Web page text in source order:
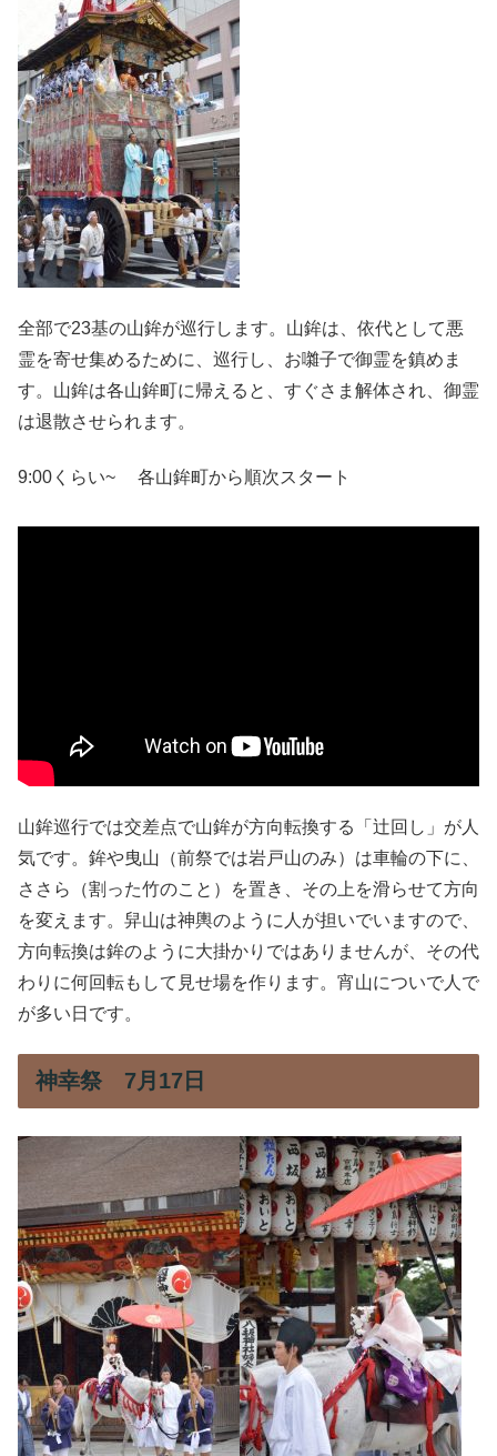
全部で23基の山鉾が巡行します。山鉾は、依代として悪
霊を寄せ集めるために、巡行し、お囃子で御霊を鎮めま
す。山鉾は各山鉾町に帰えると、すぐさま解体され、御霊
は退散させられます。
9:00くらい~ 各山鉾町から順次スタート
山鉾巡行では交差点で山鉾が方向転換する「辻回し」が人
気です。鉾や曳山（前祭では岩戸山のみ）は車輪の下に、
ささら（割った竹のこと）を置き、その上を滑らせて方向
を変えます。舁山は神輿のように人が担いでいますので、
方向転換は鉾のように大掛かりではありませんが、その代
わりに何回転もして見せ場を作ります。宵山についで人で
が多い日です。
神幸祭 7月17日